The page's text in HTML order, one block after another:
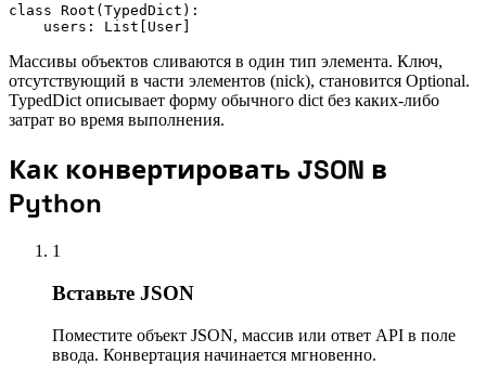
class Root(TypedDict):
Массивы объектов сливаются в один тип элемента. Ключ,
отсутствующий в части элементов (nick), становится Optional.
TypedDict описывает форму обычного dict без каких-либо
затрат во время выполнения.
Как конвертировать JSON в
Python
1
Вставьте JSON
Поместите объект JSON, массив или ответ API в поле
ввода. Конвертация начинается мгновенно.